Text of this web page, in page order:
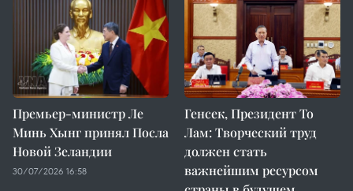
Премьер-министр Ле
Минь Хынг принял Посла
Новой Зеландии
30/07/2026 16:58
Генсек, Президент То
Лам: Творческий труд
должен стать
важнейшим ресурсом